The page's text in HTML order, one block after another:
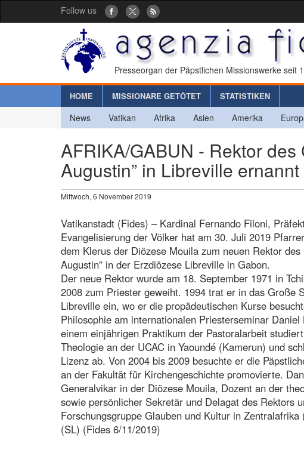
Follow us
Presseorgan der Päpstlichen Missionswerke seit
HOME MISSIONARE GETÖTET STATISTIKEN
News Vatikan Afrika Asien Amerika
AFRIKA/GABUN - Rektor
Augustin” in Libreville ernannt
Mittwoch, 6 November 2019
Vatikanstadt (Fides) – Kardinal Fernando Filoni,
Evangelisierung der Völker hat am 30. Juli 2019
dem Klerus der Diözese Mouila zum neuen Rektor
Augustin” in der Erzdiözese Libreville in Gabon.
Der neue Rektor wurde am 18. September 1971 in
2008 zum Priester geweiht. 1994 trat er in das Große
Libreville ein, wo er die propädeutischen Kurse
Philosophie am internationalen Priesterseminar
einem einjährigen Praktikum der Pastoralarbeit
Theologie an der UCAC in Yaoundé (Kamerun) und
Lizenz ab. Von 2004 bis 2009 besuchte er die
an der Fakultät für Kirchengeschichte promovierte.
Generalvikar in der Diözese Mouila, Dozent an der
sowie persönlicher Sekretär und Delagat des Rektors
Forschungsgruppe Glauben und Kultur in Zentralafrika
(SL) (Fides 6/11/2019)